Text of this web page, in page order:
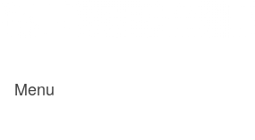
Mamili1910
Menu